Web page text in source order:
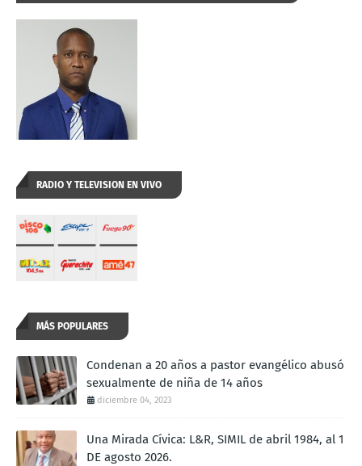
RADIO Y TELEVISION EN VIVO
MÁS POPULARES
Condenan a 20 años a pastor evangélico abusó
sexualmente de niña de 14 años
diciembre 04, 2023
Una Mirada Cívica: L&R, SIMIL de abril 1984, al 1
DE agosto 2026.